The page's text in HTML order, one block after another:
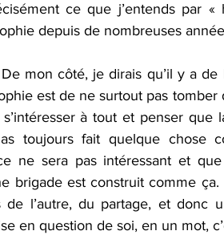
ce que j’entends par
depuis de nombreuses
mon côté, je dirais qu’il y a
est de ne surtout pas tomber
à tout et penser que
toujours fait quelque chose
ne sera pas intéressant et
brigade est construit comme ça.
de l’autre, du partage, et donc
en question de soi, en un mot,